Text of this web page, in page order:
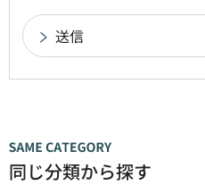
同じ分類から探す